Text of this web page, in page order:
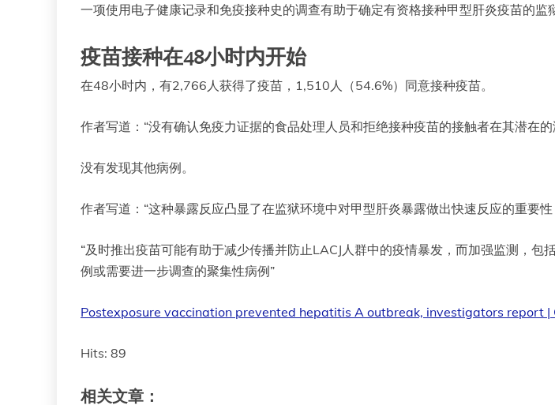
一项使用电子健康记录和免疫接种史的调查有助于确定有资格接种甲型肝炎疫苗的监
疫苗接种在48小时内开始
在48小时内，有2,766人获得了疫苗，1,510人（54.6%）同意接种疫苗。
作者写道：“没有确认免疫力证据的食品处理人员和拒绝接种疫苗的接触者在其潜在的
没有发现其他病例。
作者写道：“这种暴露反应凸显了在监狱环境中对甲型肝炎暴露做出快速反应的重要
“及时推出疫苗可能有助于减少传播并防止LACJ人群中的疫情暴发，而加强监测，
例或需要进一步调查的聚集性病例”
Postexposure vaccination prevented hepatitis A outbreak, investigators report |
Hits: 89
相关文章：